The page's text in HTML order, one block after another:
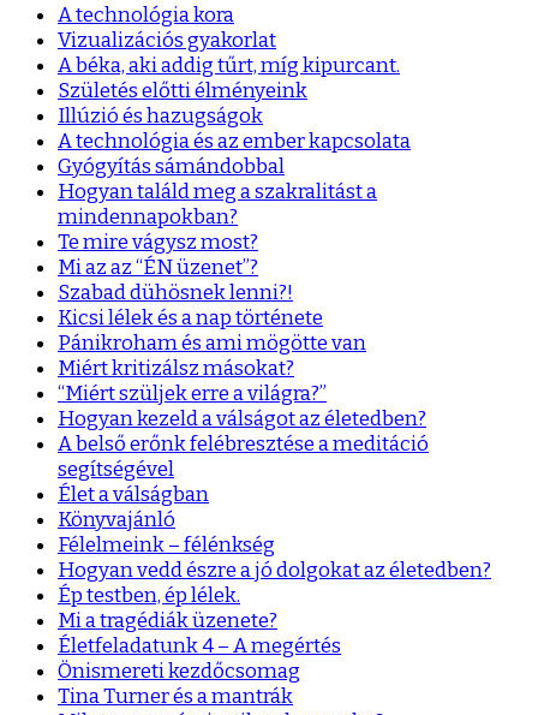
A technológia kora
Vizualizációs gyakorlat
A béka, aki addig tűrt, míg kipurcant.
Születés előtti élményeink
Illúzió és hazugságok
A technológia és az ember kapcsolata
Gyógyítás sámándobbal
Hogyan találd meg a szakralitást a
mindennapokban?
Te mire vágysz most?
Mi az az “ÉN üzenet”?
Szabad dühösnek lenni?!
Kicsi lélek és a nap története
Pánikroham és ami mögötte van
Miért kritizálsz másokat?
“Miért szüljek erre a világra?”
Hogyan kezeld a válságot az életedben?
A belső erőnk felébresztése a meditáció
segítségével
Élet a válságban
Könyvajánló
Félelmeink – félénkség
Hogyan vedd észre a jó dolgokat az életedben?
Ép testben, ép lélek.
Mi a tragédiák üzenete?
Életfeladatunk 4 – A megértés
Önismereti kezdőcsomag
Tina Turner és a mantrák